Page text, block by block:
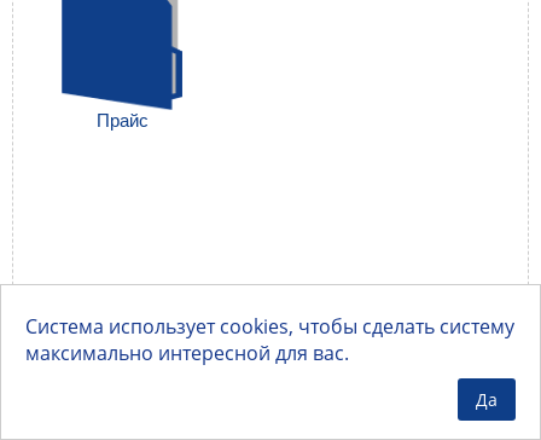
Прайс
Система использует cookies, чтобы сделать систему
максимально интересной для вас.
Да